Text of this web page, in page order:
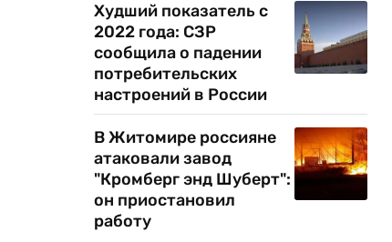
Худший показатель с
2022 года: СЗР
сообщила о падении
потребительских
настроений в России
В Житомире россияне
атаковали завод
"Кромберг энд Шуберт":
он приостановил
работу